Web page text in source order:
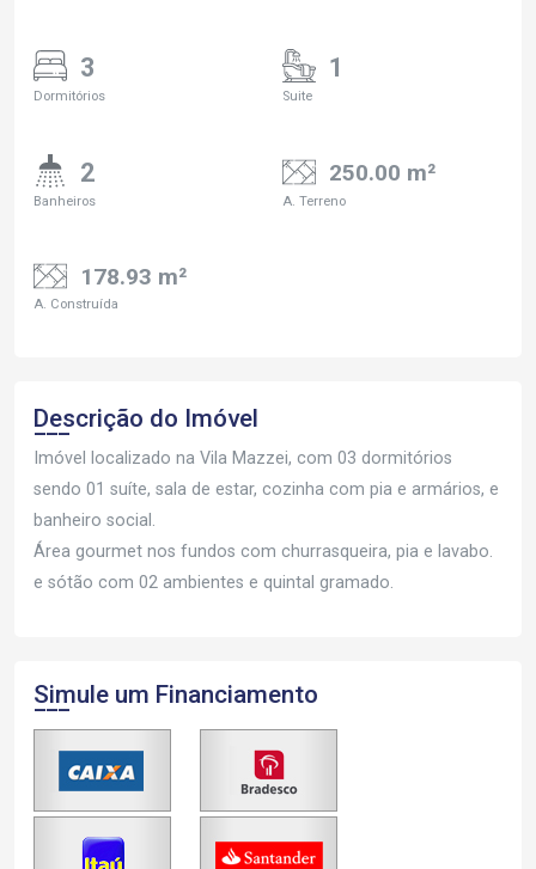
3
Dormitórios
1
Suite
2
Banheiros
250.00 m²
A. Terreno
178.93 m²
A. Construída
Descrição do Imóvel
Imóvel localizado na Vila Mazzei, com 03 dormitórios
sendo 01 suíte, sala de estar, cozinha com pia e armários, e
banheiro social.
Área gourmet nos fundos com churrasqueira, pia e lavabo.
e sótão com 02 ambientes e quintal gramado.
Simule um Financiamento